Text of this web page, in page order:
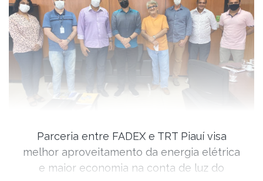
Parceria entre FADEX e TRT Piauí visa
melhor aproveitamento da energia elétrica
e maior economia na conta de luz do